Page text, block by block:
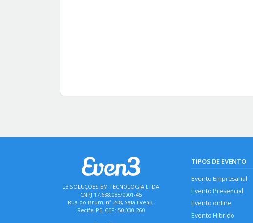
L3 SOLUÇÕES EM TECNOLOGIA LTDA
CNPJ 17.688.085/0001-45
Rua do Brum, nº 248, Sala Even3,
Recife-PE, CEP: 50.030-260
TIPOS DE EVENTO
Evento Empresarial
Evento Presencial
Evento online
Evento Híbrido